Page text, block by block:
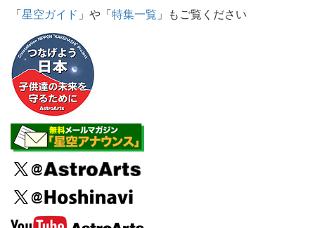
「星空ガイド 」や「特集一覧 」もご覧ください